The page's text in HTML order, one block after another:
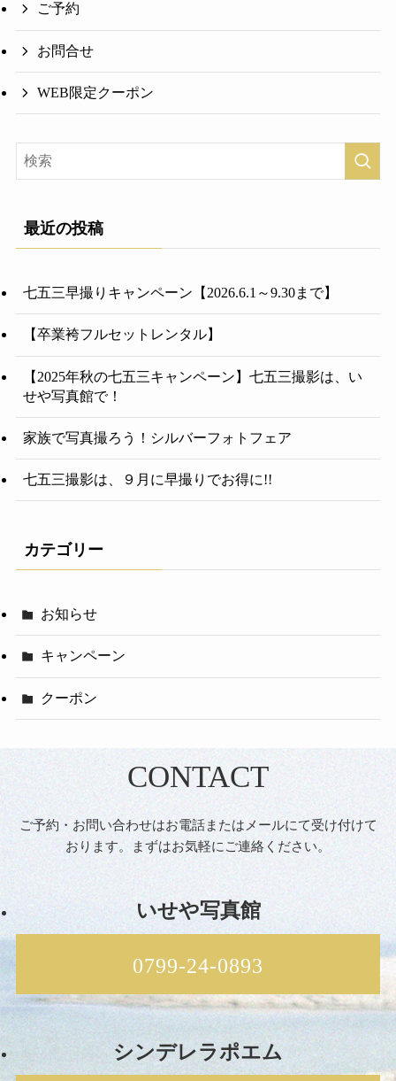
ご予約
お問合せ
WEB限定クーポン
最近の投稿
七五三早撮りキャンペーン【2026.6.1～9.30まで】
【卒業袴フルセットレンタル】
【2025年秋の七五三キャンペーン】七五三撮影は、い
せや写真館で！
家族で写真撮ろう！シルバーフォトフェア
七五三撮影は、９月に早撮りでお得に!!
カテゴリー
お知らせ
キャンペーン
クーポン
CONTACT
ご予約・お問い合わせはお電話またはメールにて受け付けて
おります。まずはお気軽にご連絡ください。
いせや写真館
0799-24-0893
シンデレラポエム